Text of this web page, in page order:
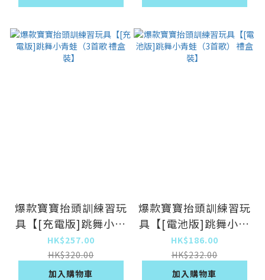
爆款寶寶抬頭訓練習玩
具【[充電版]跳舞小青
蛙（3首歌 禮盒裝】
HK$257.00
HK$320.00
加入購物車
爆款寶寶抬頭訓練習玩
具【[電池版]跳舞小青
蛙（3首歌） 禮盒裝】
HK$186.00
HK$232.00
加入購物車